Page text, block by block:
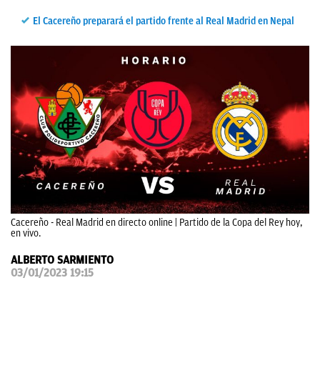
El Cacereño preparará el partido frente al Real Madrid en Nepal
Cacereño - Real Madrid en directo online | Partido de la Copa del Rey hoy,
en vivo.
ALBERTO SARMIENTO
03/01/2023 19:15